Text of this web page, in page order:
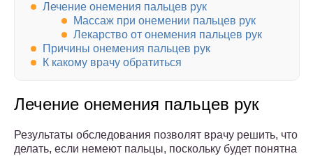
Лечение онемения пальцев рук
Массаж при онемении пальцев рук
Лекарство от онемения пальцев рук
Причины онемения пальцев рук
К какому врачу обратиться
Лечение онемения пальцев рук
Результаты обследования позволят врачу решить, что
делать, если немеют пальцы, поскольку будет понятна